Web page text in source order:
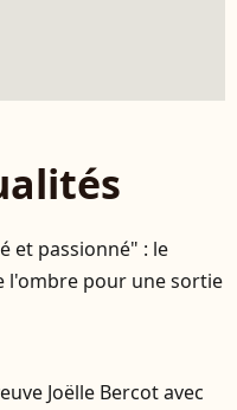
et passionné" : le
l'ombre pour une sortie
Joëlle Bercot avec